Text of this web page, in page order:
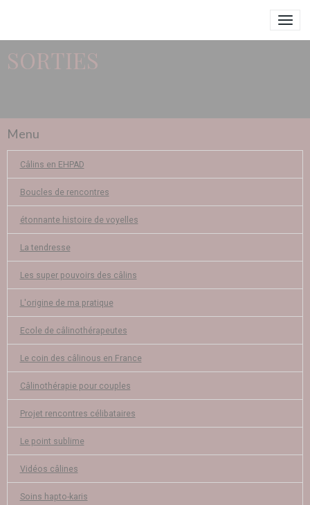
SORTIES
Menu
Câlins en EHPAD
Boucles de rencontres
étonnante histoire de voyelles
La tendresse
Les super pouvoirs des câlins
L'origine de ma pratique
Ecole de câlinothérapeutes
Le coin des câlinous en France
Câlinothérapie pour couples
Projet rencontres célibataires
Le point sublime
Vidéos câlines
Soins hapto-karis